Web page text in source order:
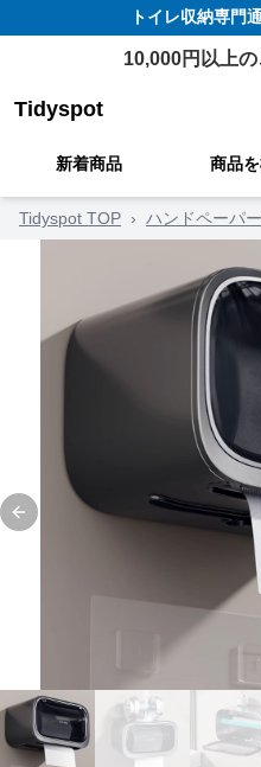
トイレ収納専門
10,000円以上
Tidyspot
新着商品 商品
Tidyspot TOP › ハンドペーパ
Previous slide